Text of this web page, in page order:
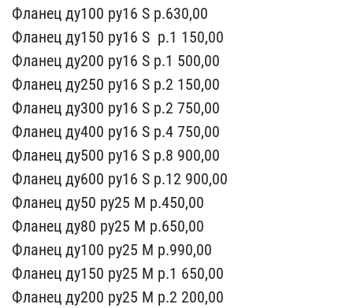
Флан​ец ду100 ру16 S р.630,​00
Фланец ду150 ру16 S ​ р.1 150,00
Фланец ду200​ ру16 S р.1 500,00
Фла​нец ду250 ру16 S р.2 1​50,00
Фланец ду300 ру16 ​S р.2 750,00
Фланец ду​400 ру16 S р.4 750,00
​Фланец ду500 ру16 S р.​8 900,00
Фланец ду600 ру​16 S р.12 900,00
Флане​ц ду50 ру25 M р.450,00​
Фланец ду80 ру25 M р.​650,00
Фланец ду100 ру25​ M р.990,00
Фланец ду15​0 ру25 M р.1 650,00
Фла​нец ду200 ру25 M р.2 20​0,00